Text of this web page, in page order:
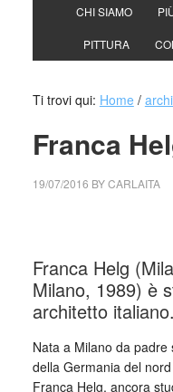
CHI SIAMO
PITTURA
Ti trovi qui: Home /
Franca
19/07/2016 BYCARLAITA
Franca Helg
Milano, 1989) è
architetto italiano.
Nata a Milano da
della Germania del
Franca Helg, ancora